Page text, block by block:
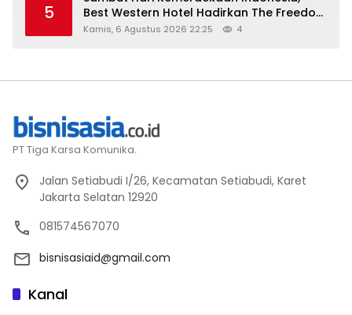
5
Best Western Hotel Hadirkan The Freedom
Stay Diskon Hingga 45%
Kamis, 6 Agustus 2026 22:25 4
PT Tiga Karsa Komunika.
Jalan Setiabudi I/26, Kecamatan Setiabudi, Karet
Jakarta Selatan 12920
081574567070
bisnisasiaid@gmail.com
Kanal